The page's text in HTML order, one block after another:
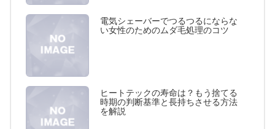
電気シェーバーでつるつるにならな
い女性のためのムダ毛処理のコツ
ヒートテックの寿命は？もう捨てる
時期の判断基準と長持ちさせる方法
を解説